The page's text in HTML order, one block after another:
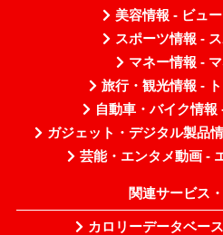
美容情報 - ビュ
スポーツ情報 -
マネー情報 -
旅行・観光情報 -
自動車・バイク情報
ガジェット・デジタル製品
芸能・エンタメ動画 -
関連サービス
カロリーデータベー